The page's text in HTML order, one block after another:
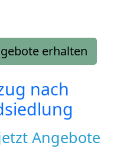
erhalten
nach
Angebote